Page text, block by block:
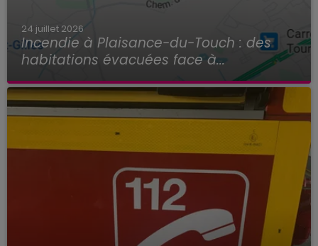
24 juillet 2026
Incendie à Plaisance-du-Touch : des
habitations évacuées face à...